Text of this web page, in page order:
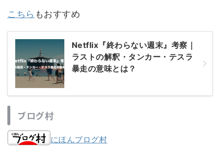
こちら もおすすめ
Netflix『終わらない週末』考察｜
ラストの解釈・タンカー・テスラ
暴走の意味とは？
ブログ村
にほんブログ村